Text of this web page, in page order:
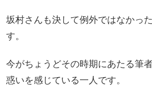
坂村さんも決して例外ではなかっ
す。
今がちょうどその時期にあたる筆
惑いを感じている一人です。